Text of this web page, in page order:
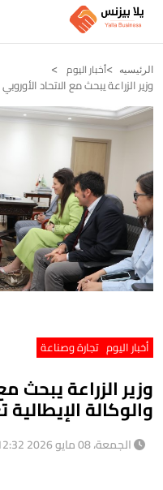
الرئيسيه أخبار اليوم
وزير الزراعة يبحث مع الاتحاد
أخبار اليوم تجارة وصناعة
وزير الزراعة يبحث
والوكالة
الجمعة، 08 مايو 2026 12:32 م